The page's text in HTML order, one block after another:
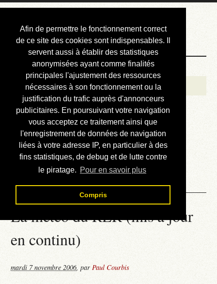
Afin de permettre le fonctionnement correct
de ce site des cookies sont indispensables. Il
servent aussi à établir des statistiques
anonymisées ayant comme finalités
principales l'ajustement des ressources
nécessaires à son fonctionnement ou la
justification du trafic auprès d'annonceurs
publicitaires. En poursuivant votre navigation
vous acceptez ce traitement ainsi que
l'enregistrement de données de navigation
liées à votre adresse IP, en particulier à des
fins statistiques, de debug et de lutte contre
le piratage. Pour en savoir plus
Compris
Courbis, « LE »
Blog Officiel
Bienvenue
Réalisations
Divers (et d’été)
Annonces
Liens externes
Téléchargement
Contact
La météo du RER (mis à jour
en continu)
mardi 7 novembre 2006,parPaul Courbis